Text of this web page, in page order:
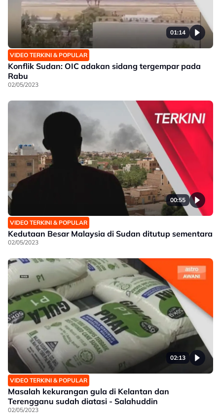
01:14
VIDEO TERKINI & POPULAR
Konflik Sudan: OIC adakan sidang tergempar pada
Rabu
02/05/2023
00:55
VIDEO TERKINI & POPULAR
Kedutaan Besar Malaysia di Sudan ditutup sementara
02/05/2023
02:13
VIDEO TERKINI & POPULAR
Masalah kekurangan gula di Kelantan dan
Terengganu sudah diatasi - Salahuddin
02/05/2023